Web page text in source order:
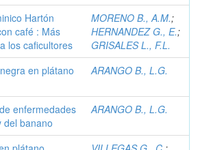
Hartón
café : Más
los caficultores
MORENO B., A.M.;
HERNANDEZ G., E.;
GRISALES L., F.L.
en plátano
ARANGO B., L.G.
enfermedades
del banano
ARANGO B., L.G.